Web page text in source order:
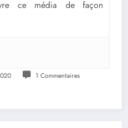
ce média de façon
1 Commentaires